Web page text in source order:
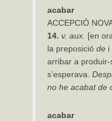
acabar
ACCEPCIÓ
14. v. aux. [en
la preposicióde i
arribar a
s’esperava.
no he acabat de
acabar